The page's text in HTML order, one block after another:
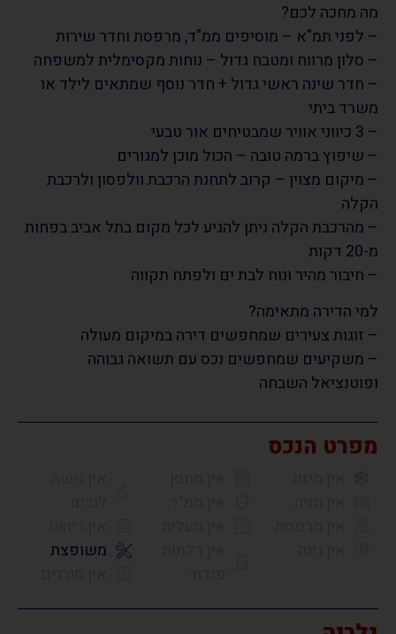
מה מחכה לכם?
– לפני תמ"א – מוסיפים ממ"ד, מרפסת וחדר שירות
– סלון מרווח ומטבח גדול – נוחות מקסימלית למשפחה
– חדר שינה ראשי גדול + חדר נוסף שמתאים לילד או
משרד ביתי
– 3 כיווני אוויר שמבטיחים אור טבעי
– שיפוץ ברמה טובה – הכול מוכן למגורים
– מיקום מצוין – קרוב לתחנת הרכבת וולפסון ולרכבת
הקלה
– מהרכבת הקלה ניתן להגיע לכל מקום בתל אביב בפחות
מ-20 דקות
– חיבור מהיר ונוח לבת ים ולפתח תקווה
למי הדירה מתאימה?
– זוגות צעירים שמחפשים דירה במיקום מעולה
– משקיעים שמחפשים נכס עם תשואה גבוהה
ופוטנציאל השבחה
מפרט הנכס
משופצת